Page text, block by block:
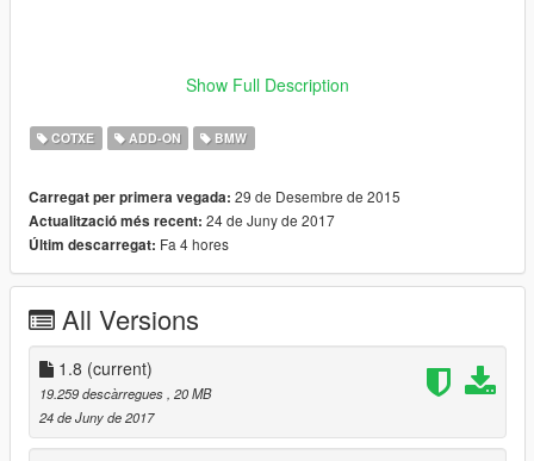
≡≡≡≡≡≡≡≡≡≡≡≡≡≡≡≡≡≡≡≡≡≡≡≡≡≡≡≡≡≡≡≡≡≡≡≡≡≡≡≡≡
≡≡≡≡≡≡≡≡≡≡≡≡≡≡≡≡≡≡≡≡≡≡≡≡≡≡≡≡≡≡≡≡≡≡≡≡≡≡≡≡≡
Added OIV Package
Removed Old Files
Show Full Description
COTXE ADD-ON BMW
Carregat per primera vegada: 29 de Desembre de 2015
Actualització més recent: 24 de Juny de 2017
Últim descarregat: Fa 4 hores
All Versions
1.8 (current)
19.259 descàrregues , 20 MB
24 de Juny de 2017